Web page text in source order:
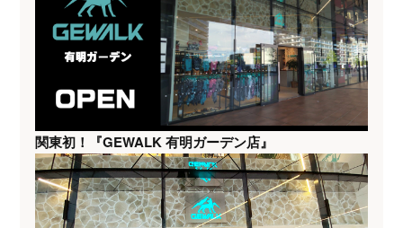
関東初！『GEWALK 有明ガーデン店』